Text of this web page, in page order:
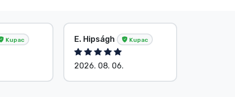
Kupac E. Hipságh Kupac
2026. 08. 06.